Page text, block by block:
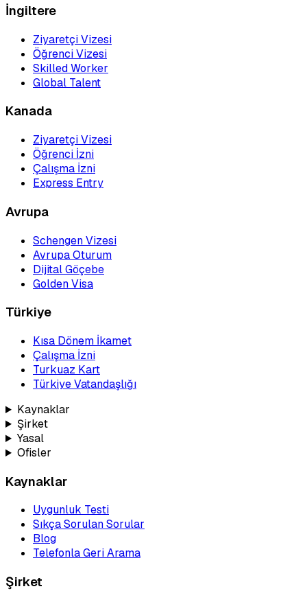
İngiltere
Ziyaretçi Vizesi
Öğrenci Vizesi
Skilled Worker
Global Talent
Kanada
Ziyaretçi Vizesi
Öğrenci İzni
Çalışma İzni
Express Entry
Avrupa
Schengen Vizesi
Avrupa Oturum
Dijital Göçebe
Golden Visa
Türkiye
Kısa Dönem İkamet
Çalışma İzni
Turkuaz Kart
Türkiye Vatandaşlığı
Kaynaklar
Şirket
Yasal
Ofisler
Kaynaklar
Uygunluk Testi
Sıkça Sorulan Sorular
Blog
Telefonla Geri Arama
Şirket